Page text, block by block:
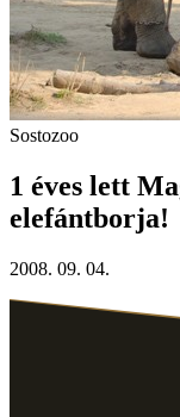
Sostozoo
1 éves lett
elefántborja!
2008. 09. 04.